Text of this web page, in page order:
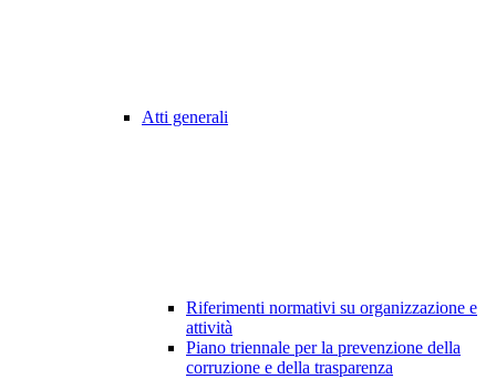
Atti generali
Riferimenti normativi su organizzazione e
attività
Piano triennale per la prevenzione della
corruzione e della trasparenza